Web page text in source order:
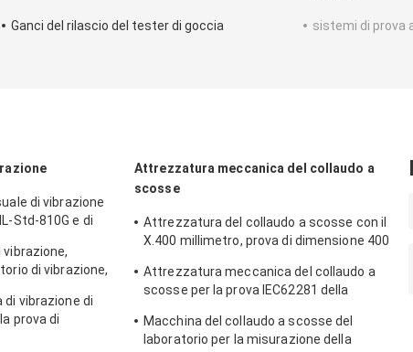
Ganci del rilascio del tester di goccia sistemi di prova
di vibrazione
Std-810G e di
di vibrazione,
di vibrazione di
prova di
Attrezzatura meccanica del collaudo a
scosse
Attrezzatura del collaudo a scosse con il
X.400 millimetro, prova di dimensione 400
Attrezzatura meccanica del collaudo a
scosse per la prova IEC62281 della
sinusoidale
Macchina del collaudo a scosse del
laboratorio per la misurazione della